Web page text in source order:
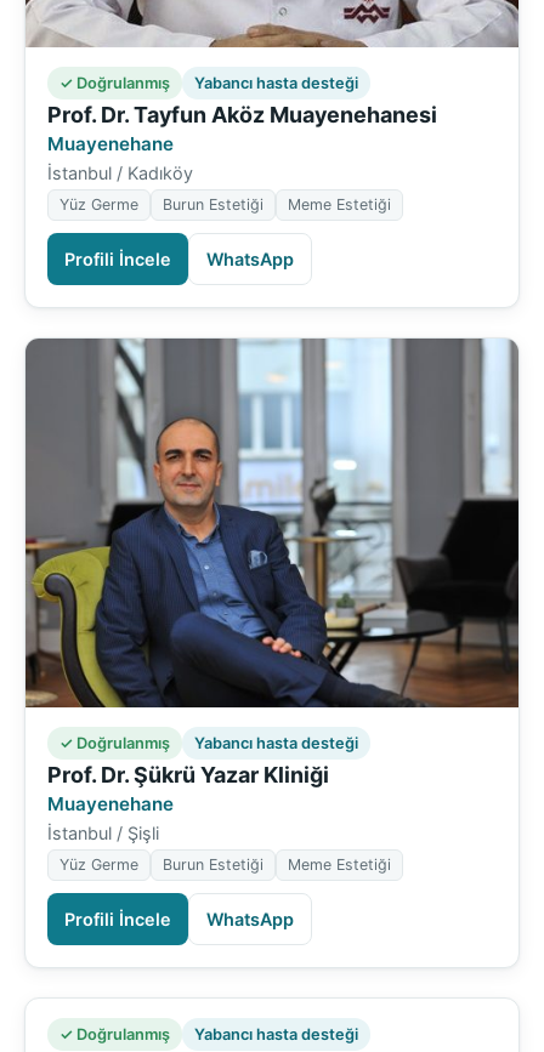
✓ Doğrulanmış Yabancı hasta desteği
Prof. Dr. Tayfun Aköz Muayenehanesi
Muayenehane
İstanbul / Kadıköy
Yüz Germe Burun Estetiği Meme Estetiği
Profili İncele WhatsApp
✓ Doğrulanmış Yabancı hasta desteği
Prof. Dr. Şükrü Yazar Kliniği
Muayenehane
İstanbul / Şişli
Yüz Germe Burun Estetiği Meme Estetiği
Profili İncele WhatsApp
✓ Doğrulanmış Yabancı hasta desteği